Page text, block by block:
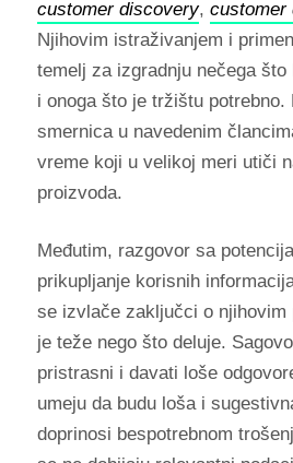
customer discovery, customer
Njihovim istraživanjem i
temelj za izgradnju nečega
i onoga što je tržištu potrebno.
smernica u navedenim
vreme koji u velikoj meri utiči
proizvoda.
Međutim, razgovor sa
prikupljanje korisnih
se izvlače zaključci o njihovim
je teže nego što deluje.
pristrasni i davati loše
umeju da budu loša i
doprinosi bespotrebnom